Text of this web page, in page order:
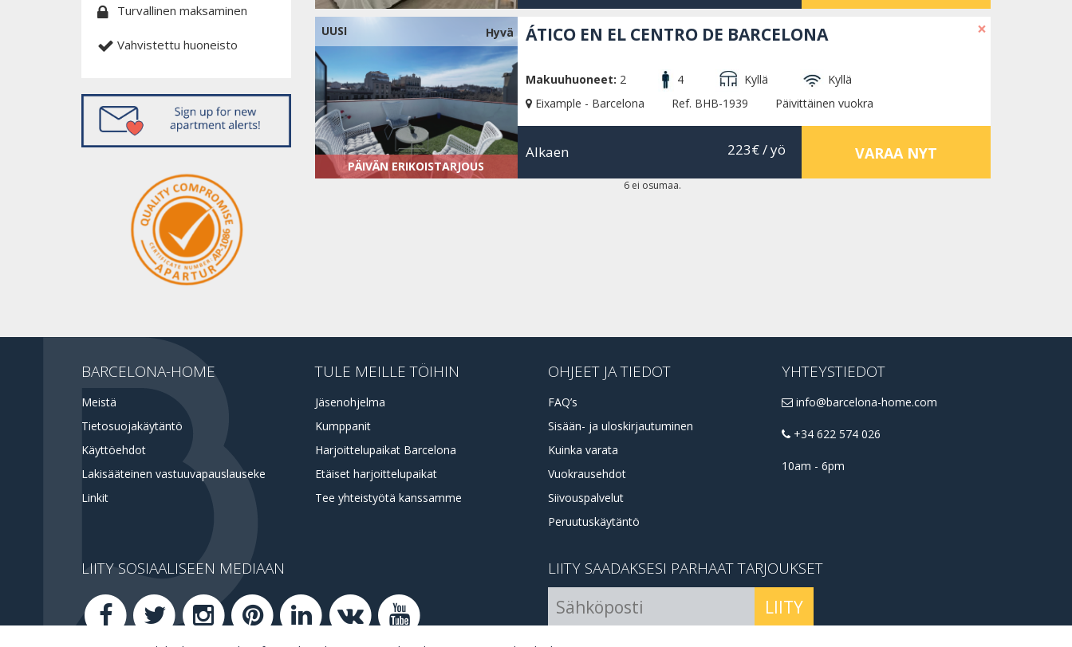
Turvallinen maksaminen
Vahvistettu huoneisto
UUSI Hyvä
PÄIVÄN ERIKOISTARJOUS
×
ÁTICO EN EL CENTRO DE BARCELONA
Makuuhuoneet: 2 4 Kyllä
Kyllä
Eixample - Barcelona
Ref. BHB-1939 Päivittäinen vuokra
Alkaen 223€/ yö VARAA NYT
6 ei osumaa.
BARCELONA-HOME
Meistä
Tietosuojakäytäntö
Käyttöehdot
Lakisääteinen vastuuvapauslauseke
Linkit
TULE MEILLE TÖIHIN
Jäsenohjelma
Kumppanit
Harjoittelupaikat Barcelona
Etäiset harjoittelupaikat
Tee yhteistyötä kanssamme
OHJEET JA TIEDOT
FAQ’s
Sisään- ja uloskirjautuminen
Kuinka varata
Vuokrausehdot
Siivouspalvelut
Peruutuskäytäntö
YHTEYSTIEDOT
info@barcelona-home.com
+34 622 574 026
10am - 6pm
LIITY SOSIAALISEEN MEDIAAN LIITY SAADAKSESI PARHAAT TARJOUKSET
LIITY